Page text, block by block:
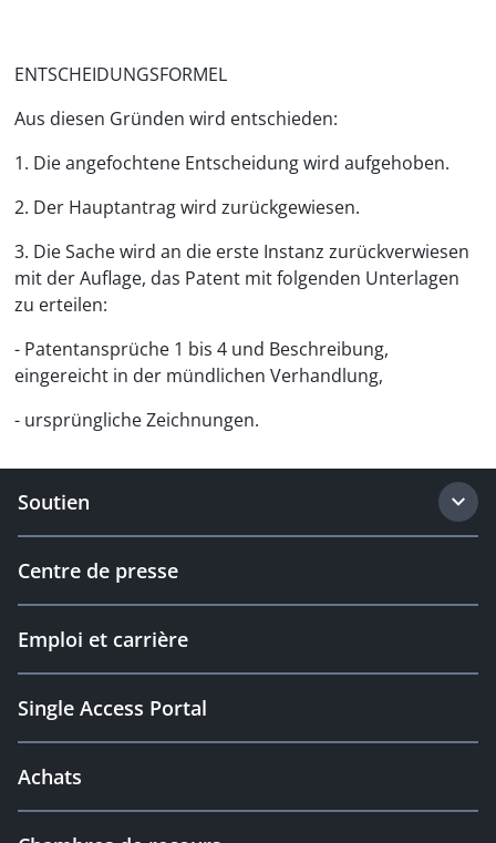
ENTSCHEIDUNGSFORMEL
Aus diesen Gründen wird entschieden:
1. Die angefochtene Entscheidung wird aufgehoben.
2. Der Hauptantrag wird zurückgewiesen.
3. Die Sache wird an die erste Instanz zurückverwiesen
mit der Auflage, das Patent mit folgenden Unterlagen
zu erteilen:
- Patentansprüche 1 bis 4 und Beschreibung,
eingereicht in der mündlichen Verhandlung,
- ursprüngliche Zeichnungen.
Soutien
Centre de presse
Emploi et carrière
Single Access Portal
Achats